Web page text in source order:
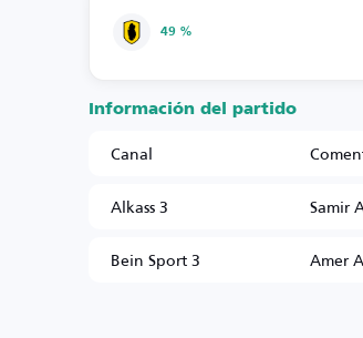
49 %
Información del partido
Canal
Alkass 3
Samir
Bein Sport 3
Amer